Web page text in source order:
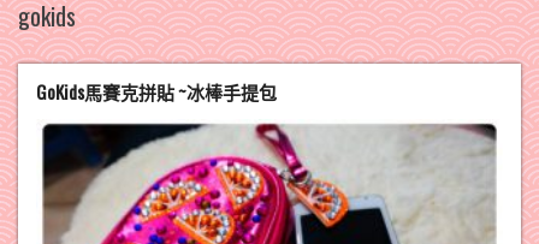
gokids
GoKids馬賽克拼貼 ~冰棒手提包